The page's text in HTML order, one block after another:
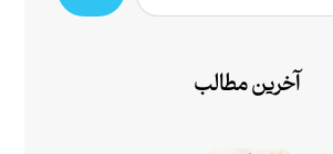
آخرین مطالب